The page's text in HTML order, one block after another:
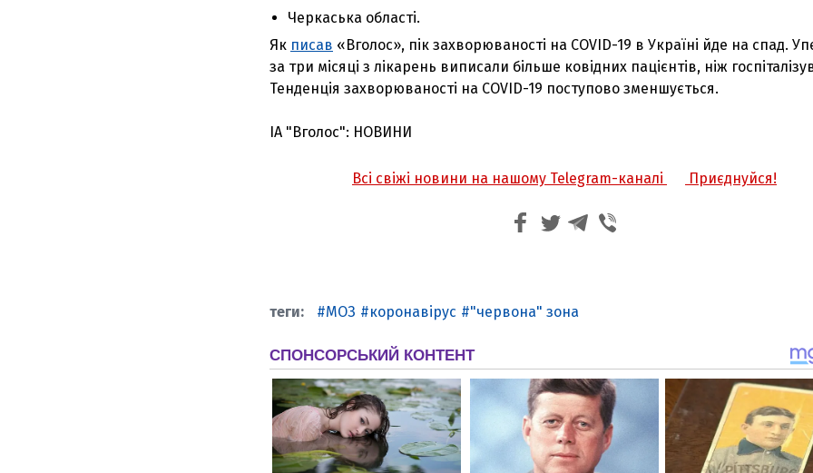
Черкаська області.
Як писав «Вголос», пік захворюваності на COVID-19 в Україні йде на спад.
за три місяці з лікарень виписали більше ковідних пацієнтів, ніж
Тенденція захворюваності на COVID-19 поступово зменшується.
ІА "Вголос": НОВИНИ
Всі свіжі новини на нашому Telegram-каналі Приєднуйся!
МОЗ коронавірус "червона" зона